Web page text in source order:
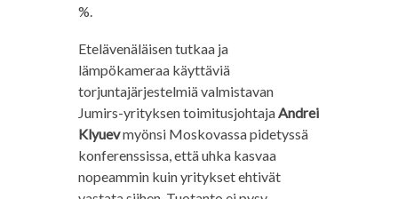
%.
Etelävenäläisen tutkaa ja
lämpökameraa käyttäviä
torjuntajärjestelmiä valmistavan
Jumirs-yrityksen toimitusjohtajaAndrei
Klyuevmyönsi Moskovassa pidetyssä
konferenssissa, että uhka kasvaa
nopeammin kuin yritykset ehtivät